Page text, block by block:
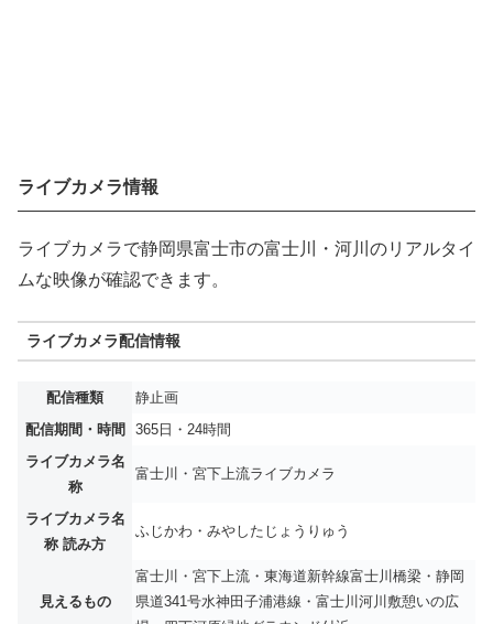
ライブカメラ情報
ライブカメラで静岡県富士市の富士川・河川のリアルタイ
ムな映像が確認できます。
ライブカメラ配信情報
配信種類
静止画
配信期間・時間
365日・24時間
ライブカメラ名
称
富士川・宮下上流ライブカメラ
ライブカメラ名
称 読み方
ふじかわ・みやしたじょうりゅう
見えるもの
富士川・宮下上流・東海道新幹線富士川橋梁・静岡
県道341号水神田子浦港線・富士川河川敷憩いの広